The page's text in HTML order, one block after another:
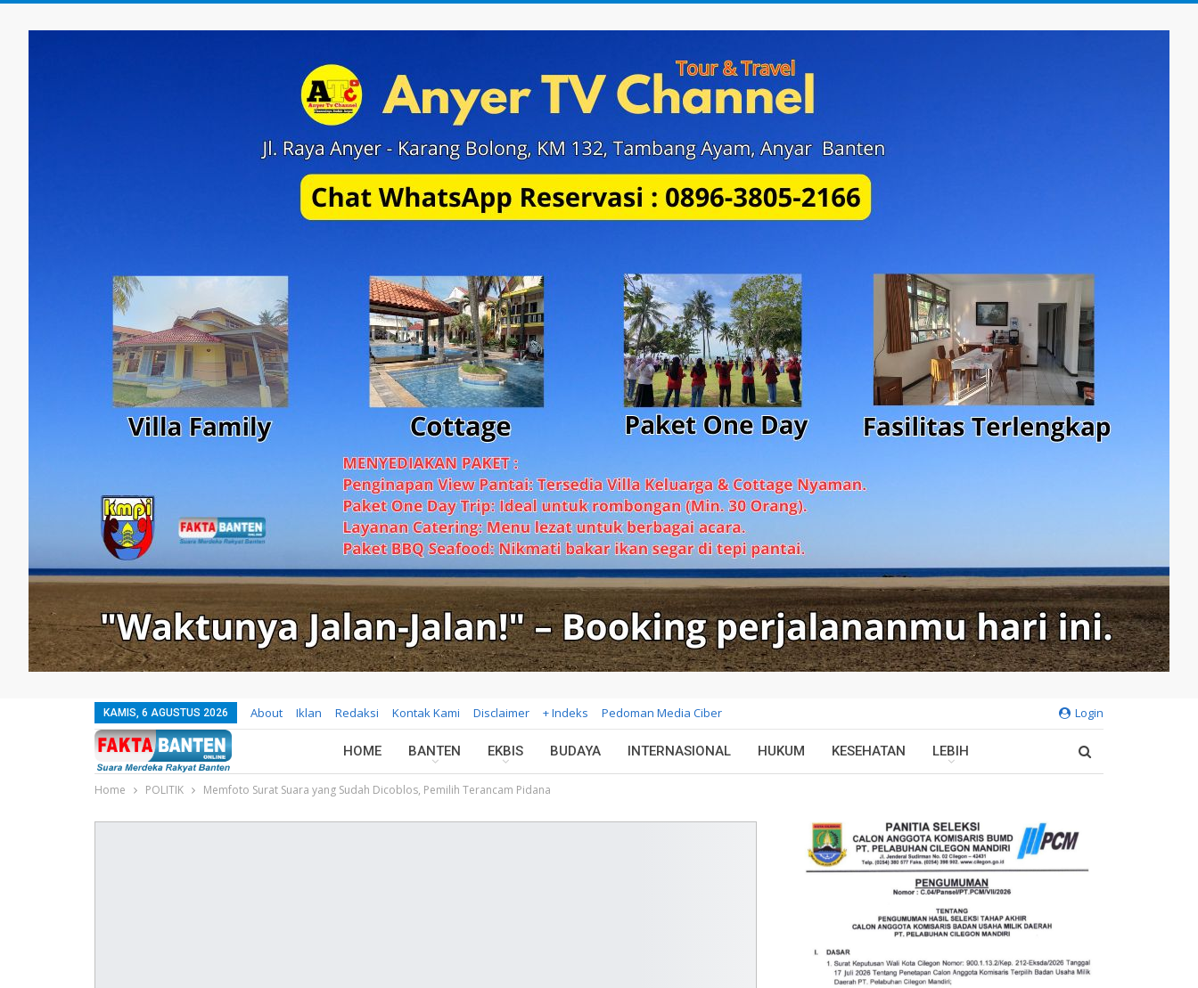
Login
KAMIS, 6 AGUSTUS 2026 About Iklan Redaksi Kontak Kami Disclaimer + Indeks Pedoman Media Ciber
HOME BANTEN EKBIS BUDAYA INTERNASIONAL HUKUM KESEHATAN LEBIH
Home POLITIK Memfoto Surat Suara yang Sudah Dicoblos, Pemilih Terancam Pidana